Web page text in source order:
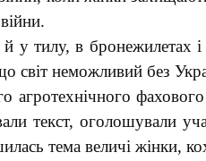
у тилу, в бронежилетах
неможливий без
агротехнічного
текст, оголошували
тема величі жінки,